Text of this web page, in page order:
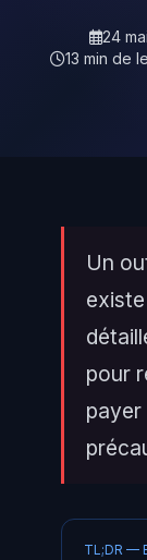
24
13 min de
Un
pour
TL;DR —